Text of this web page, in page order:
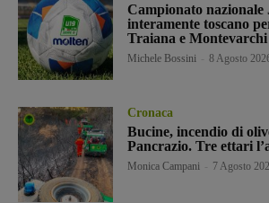
Campionato nazionale
interamente toscano
Traiana e Montevarchi
Michele Bossini 8 Agosto
Cronaca
Bucine, incendio di
Pancrazio. Tre ettari
Monica Campani 7 Agosto